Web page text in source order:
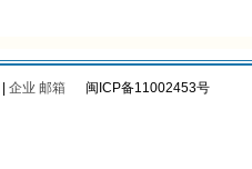
企业 邮箱 闽ICP备11002453号